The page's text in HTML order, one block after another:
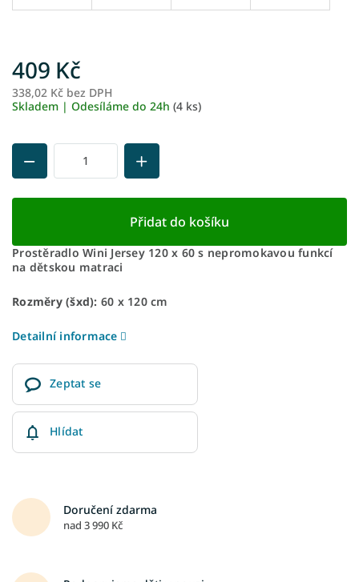
409 Kč
338,02 Kč bez DPH
Skladem | Odesíláme do 24h (4 ks)
Přidat do košíku
Prostěradlo Wini Jersey 120 x 60 s nepromokavou funkcí
na dětskou matraci
Rozměry (šxd): 60 x 120 cm
Detailní informace
Zeptat se
Hlídat
Doručení zdarma
nad 3 990 Kč